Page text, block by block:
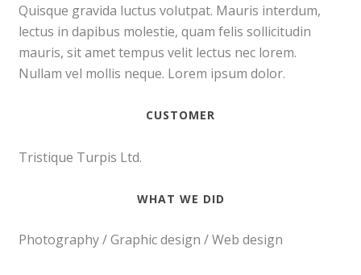
Quisque gravida luctus volutpat. Mauris interdum,
lectus in dapibus molestie, quam felis sollicitudin
mauris, sit amet tempus velit lectus nec lorem.
Nullam vel mollis neque. Lorem ipsum dolor.
CUSTOMER
Tristique Turpis Ltd.
WHAT WE DID
Photography / Graphic design / Web design